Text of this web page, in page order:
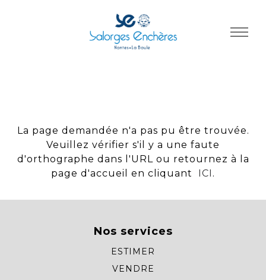
La page demandée n'a pas pu être trouvée.
Veuillez vérifier s'il y a une faute
d'orthographe dans l'URL ou retournez à la
page d'accueil en cliquant
ICI .
Nos services
ESTIMER
VENDRE